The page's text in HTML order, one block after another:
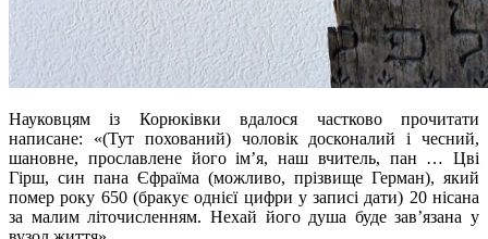
Науковцям із Корюківки вдалося частково прочитати
написане: «(Тут похований) чоловік досконалий і чесний,
шановне, прославлене його ім’я, наш вчитель, пан … Цві
Гірш, син пана Єфраїма (можливо, прізвище Герман), який
помер року 650 (бракує однієї цифри у записі дати) 20 нісана
за малим літочисленням. Нехай його душа буде зав’язана у